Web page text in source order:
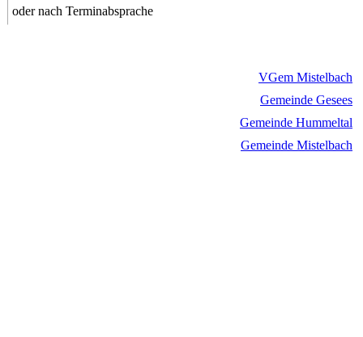
oder nach Terminabsprache
VGem Mistelbach
Gemeinde Gesees
Gemeinde Hummeltal
Gemeinde Mistelbach